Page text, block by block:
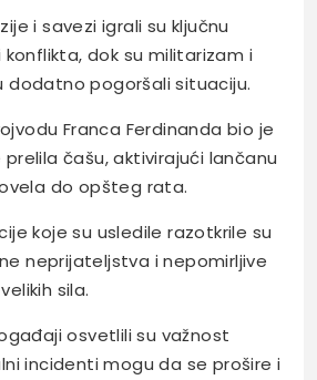
i savezi igrali su ključnu
konflikta, dok su militarizam i
dodatno pogoršali situaciju.
Franca Ferdinanda bio je
čašu, aktivirajući lančanu
do opšteg rata.
koje su usledile razotkrile su
neprijateljstva i nepomirljive
sila.
osvetlili su važnost
incidenti mogu da se prošire i